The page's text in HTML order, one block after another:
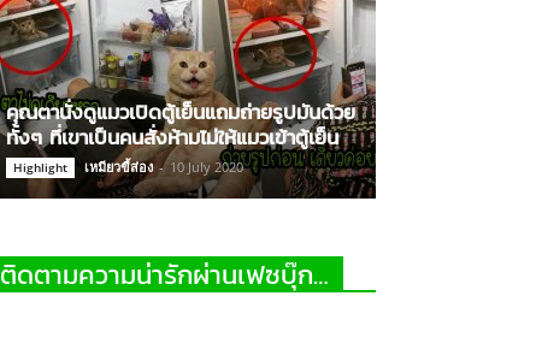
คุณตานั่งดูแมวเปิดตู้เย็นแถมถ่ายรูปมันด้วย
ทั้งๆ ที่เขาเป็นคนสั่งห้ามไม่ให้แมวเข้าตู้เย็น
Highlight เหมียวขี้ส่อง - 10 July 2020
ติดตามความน่ารักผ่านเฟซบุ๊ก…